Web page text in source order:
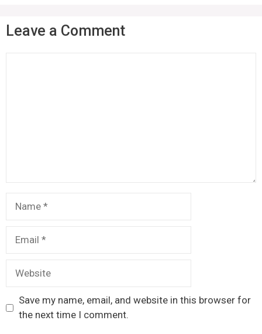
Leave a Comment
Save my name, email, and website in this browser for
the next time I comment.